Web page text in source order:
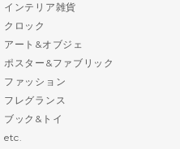
インテリア雑貨
クロック
アート&オブジェ
ポスター&ファブリック
ファッション
フレグランス
ブック&トイ
etc.